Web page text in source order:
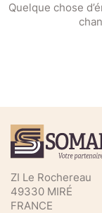
Quelque chose
ZI Le Rochereau
49330 MIRÉ
FRANCE